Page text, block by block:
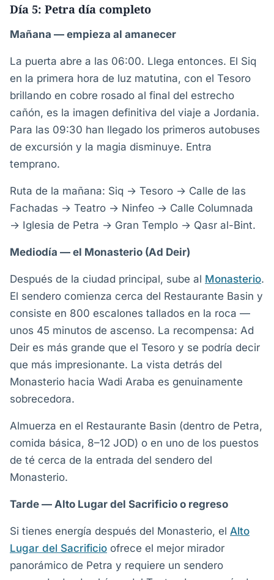
Día 5: Petra día completo
Mañana — empieza al amanecer
La puerta abre a las 06:00. Llega entonces. El Siq
en la primera hora de luz matutina, con el Tesoro
brillando en cobre rosado al final del estrecho
cañón, es la imagen definitiva del viaje a Jordania.
Para las 09:30 han llegado los primeros autobuses
de excursión y la magia disminuye. Entra
temprano.
Ruta de la mañana: Siq → Tesoro → Calle de las
Fachadas → Teatro → Ninfeo → Calle Columnada
→ Iglesia de Petra → Gran Templo → Qasr al-Bint.
Mediodía — el Monasterio (Ad Deir)
Después de la ciudad principal, sube al Monasterio.
El sendero comienza cerca del Restaurante Basin y
consiste en 800 escalones tallados en la roca —
unos 45 minutos de ascenso. La recompensa: Ad
Deir es más grande que el Tesoro y se podría decir
que más impresionante. La vista detrás del
Monasterio hacia Wadi Araba es genuinamente
sobrecedora.
Almuerza en el Restaurante Basin (dentro de Petra,
comida básica, 8–12 JOD) o en uno de los puestos
de té cerca de la entrada del sendero del
Monasterio.
Tarde — Alto Lugar del Sacrificio o regreso
Si tienes energía después del Monasterio, el Alto
Lugar del Sacrificio ofrece el mejor mirador
panorámico de Petra y requiere un sendero